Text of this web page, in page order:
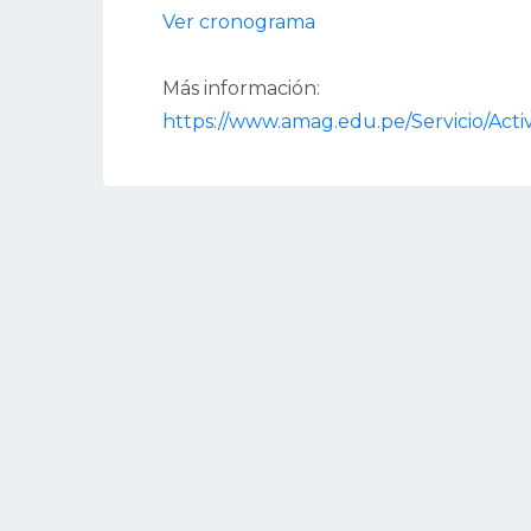
Ver cronograma
Más información:
https://www.amag.edu.pe/Servicio/